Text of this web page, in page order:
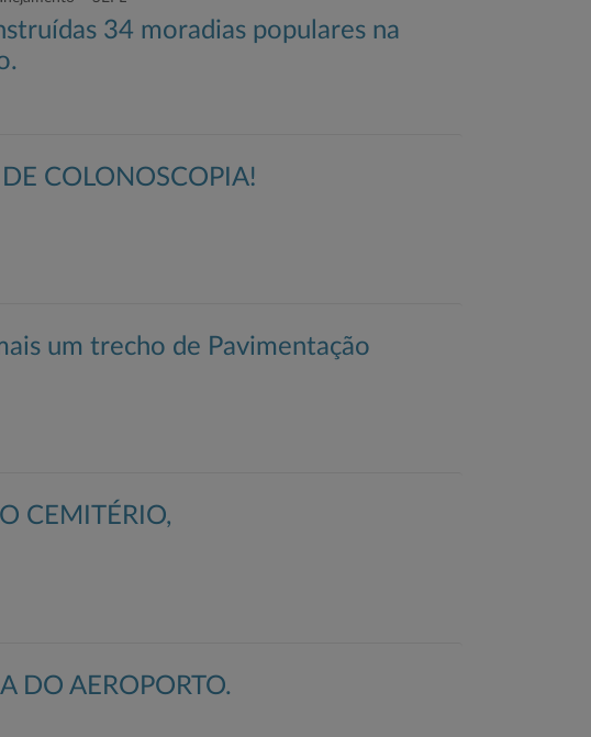
34 moradias populares na
COLONOSCOPIA!
um trecho de Pavimentação
CEMITÉRIO,
DO AEROPORTO.